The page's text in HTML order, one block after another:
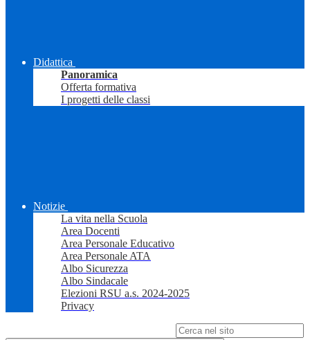
Didattica
Panoramica
Offerta formativa
I progetti delle classi
Notizie
La vita nella Scuola
Area Docenti
Area Personale Educativo
Area Personale ATA
Albo Sicurezza
Albo Sindacale
Elezioni RSU a.s. 2024-2025
Privacy